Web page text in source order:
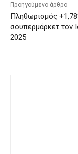
Προηγούμενο άρθρο
Πληθωρισμός
σουπερμάρκετ τον
2025